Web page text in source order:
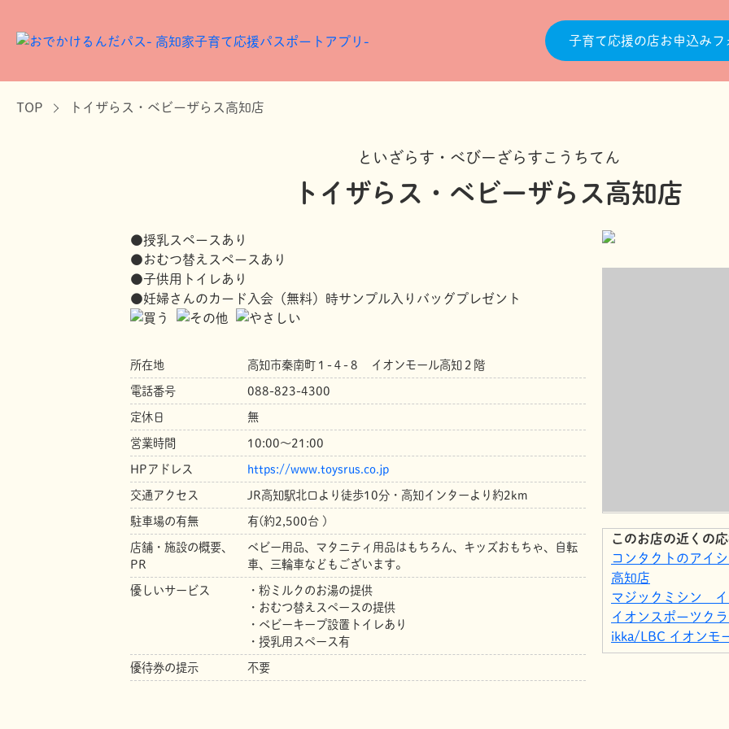
子育て応援の店お申込みフ
TOP トイザらス・ベビーザらス高知店
といざらす・べびーざらすこうちてん
トイザらス・ベビーザらス高知店
●授乳スペースあり
●おむつ替えスペースあり
●子供用トイレあり
●妊婦さんのカード入会（無料）時サンプル入りバッグプレゼント
所在地 高知市秦南町１-４-８ イオンモール高知２階
電話番号 088-823-4300
定休日 無
営業時間 10:00～21:00
HPアドレス https://www.toysrus.co.jp
交通アクセス JR高知駅北口より徒歩10分・高知インターより約2km
駐車場の有無 有(約2,500台 )
店舗・施設の概要、
PR
ベビー用品、マタニティ用品はもちろん、キッズおもちゃ、自転
車、三輪車などもございます。
優しいサービス
・粉ミルクのお湯の提供
・おむつ替えスペースの提供
・ベビーキープ設置トイレあり
・授乳用スペース有
優待券の提示 不要
このお店の近くの
コンタクトのアイ
高知店
マジックミシン イ
イオンスポーツク
ikka/LBC イオンモ
ローソン 高知秦南